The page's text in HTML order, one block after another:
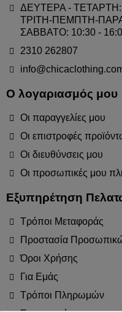
ΔΕΥΤΕΡΑ - ΤΕΤΑΡΤΗ:
ΤΡΙΤΗ-ΠΕΜΠΤΗ-
ΣΑΒΒΑΤΟ: 10:30 -
2310 262807
Ο λογαριασμός μου
Οι παραγγελίες μου
Οι επιστροφές
Οι διευθύνσεις μου
Οι προσωπικές μου
Εξυπηρέτηση
Τρόποι Μεταφοράς
Προστασία
Όροι Χρήσης
Για Εμάς
Τρόποι Πληρωμών